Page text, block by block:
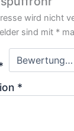
wird nicht
sind mit *
*